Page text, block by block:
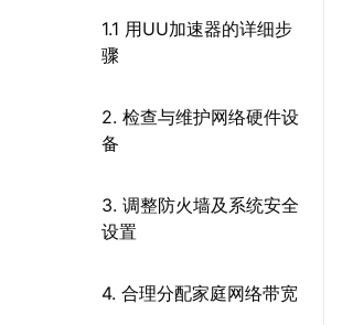
1.1 用UU加速器的详细步
骤
2. 检查与维护网络硬件设
备
3. 调整防火墙及系统安全
设置
4. 合理分配家庭网络带宽